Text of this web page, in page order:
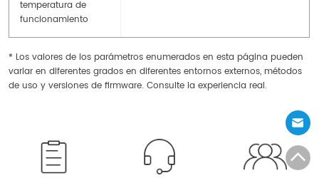
temperatura de
funcionamiento
* Los valores de los parámetros enumerados en esta página pueden
variar en diferentes grados en diferentes entornos externos, métodos
de uso y versiones de firmware. Consulte la experiencia real.